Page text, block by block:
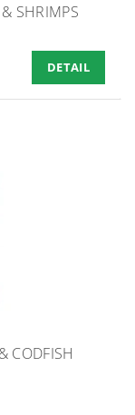
SHRIMPS
DETAIL
CODFISH